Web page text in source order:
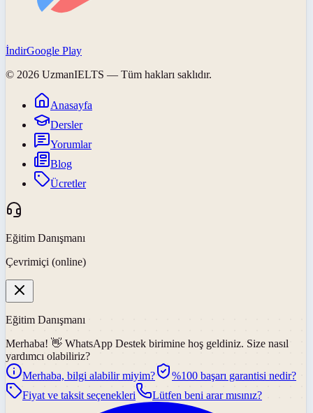
İndirGoogle Play
© 2026 UzmanIELTS — Tüm hakları saklıdır.
Anasayfa
Dersler
Yorumlar
Blog
Ücretler
Eğitim Danışmanı
Çevrimiçi (online)
Eğitim Danışmanı
Merhaba! 👋 WhatsApp Destek birimine hoş geldiniz. Size nasıl
yardımcı olabiliriz?
Merhaba, bilgi alabilir miyim?
%100 başarı garantisi nedir?
Fiyat ve taksit seçenekleri
Lütfen beni arar mısınız?